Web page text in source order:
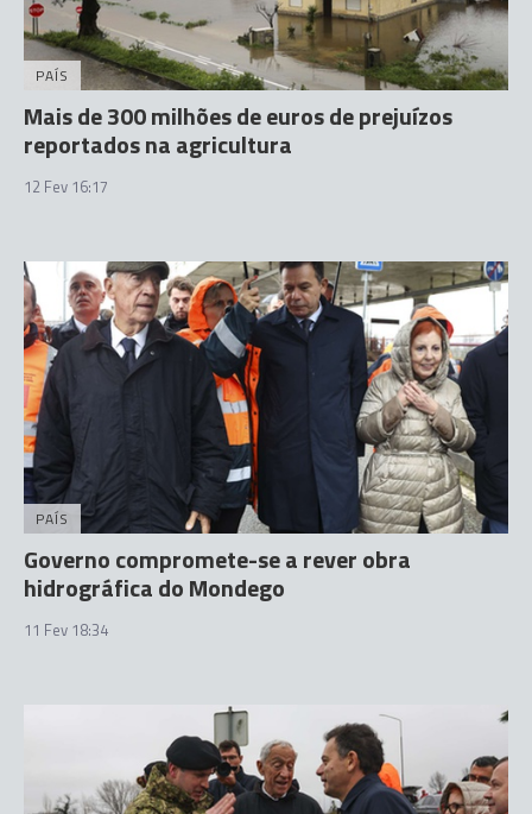
PAÍS
Mais de 300 milhões de euros de prejuízos
reportados na agricultura
12 Fev 16:17
PAÍS
Governo compromete-se a rever obra
hidrográfica do Mondego
11 Fev 18:34